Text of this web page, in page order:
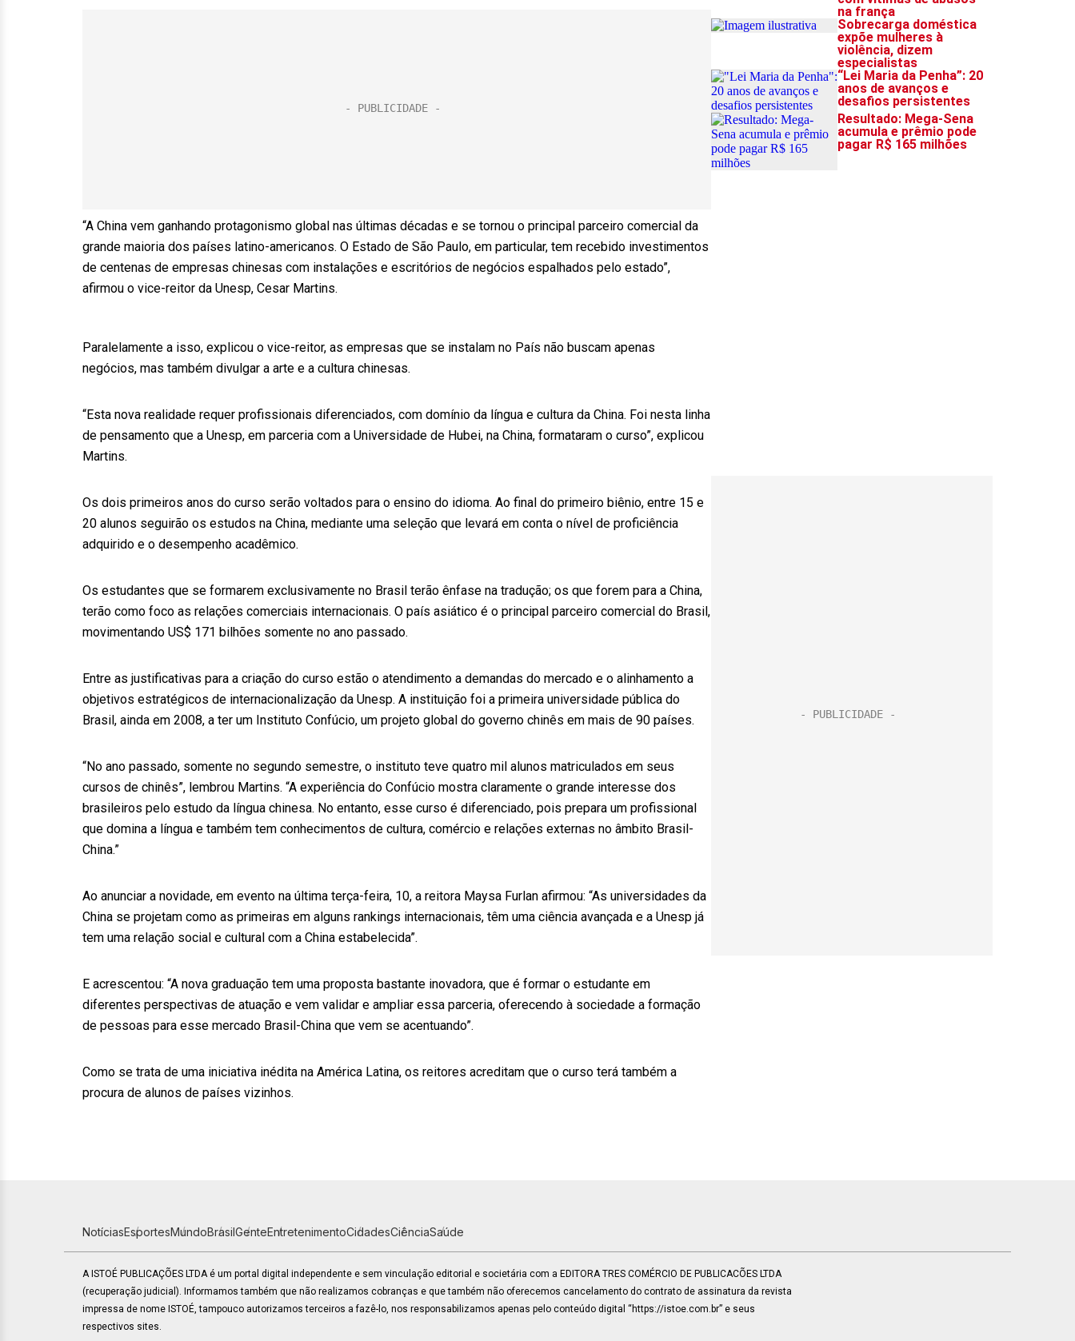
“A China vem ganhando protagonismo global nas últimas décadas e se tornou o principal parceiro comercial da
grande maioria dos países latino-americanos. O Estado de São Paulo, em particular, tem recebido investimentos
de centenas de empresas chinesas com instalações e escritórios de negócios espalhados pelo estado”,
afirmou o vice-reitor da Unesp, Cesar Martins.
Paralelamente a isso, explicou o vice-reitor, as empresas que se instalam no País não buscam apenas
negócios, mas também divulgar a arte e a cultura chinesas.
“Esta nova realidade requer profissionais diferenciados, com domínio da língua e cultura da China. Foi nesta linha
de pensamento que a Unesp, em parceria com a Universidade de Hubei, na China, formataram o curso”, explicou
Martins.
Os dois primeiros anos do curso serão voltados para o ensino do idioma. Ao final do primeiro biênio, entre 15 e
20 alunos seguirão os estudos na China, mediante uma seleção que levará em conta o nível de proficiência
adquirido e o desempenho acadêmico.
Os estudantes que se formarem exclusivamente no Brasil terão ênfase na tradução; os que forem para a China,
terão como foco as relações comerciais internacionais. O país asiático é o principal parceiro comercial do Brasil,
movimentando US$ 171 bilhões somente no ano passado.
Entre as justificativas para a criação do curso estão o atendimento a demandas do mercado e o alinhamento a
objetivos estratégicos de internacionalização da Unesp. A instituição foi a primeira universidade pública do
Brasil, ainda em 2008, a ter um Instituto Confúcio, um projeto global do governo chinês em mais de 90 países.
“No ano passado, somente no segundo semestre, o instituto teve quatro mil alunos matriculados em seus
cursos de chinês”, lembrou Martins. “A experiência do Confúcio mostra claramente o grande interesse dos
brasileiros pelo estudo da língua chinesa. No entanto, esse curso é diferenciado, pois prepara um profissional
que domina a língua e também tem conhecimentos de cultura, comércio e relações externas no âmbito Brasil-
China.”
Ao anunciar a novidade, em evento na última terça-feira, 10, a reitora Maysa Furlan afirmou: “As universidades da
China se projetam como as primeiras em alguns rankings internacionais, têm uma ciência avançada e a Unesp já
tem uma relação social e cultural com a China estabelecida”.
E acrescentou: “A nova graduação tem uma proposta bastante inovadora, que é formar o estudante em
diferentes perspectivas de atuação e vem validar e ampliar essa parceria, oferecendo à sociedade a formação
de pessoas para esse mercado Brasil-China que vem se acentuando”.
Como se trata de uma iniciativa inédita na América Latina, os reitores acreditam que o curso terá também a
procura de alunos de países vizinhos.
NotíciasEsportesMundoBrasilGenteEntretenimentoCidadesCiênciaSaúde
A ISTOÉ PUBLICAÇÕES LTDA é um portal digital independente e sem vinculação editorial e societária com a EDITORA TRES COMÉRCIO DE PUBLICACÕES LTDA
(recuperação judicial). Informamos também que não realizamos cobranças e que também não oferecemos cancelamento do contrato de assinatura da revista
impressa de nome ISTOÉ, tampouco autorizamos terceiros a fazê-lo, nos responsabilizamos apenas pelo conteúdo digital “https://istoe.com.br” e seus
respectivos sites.